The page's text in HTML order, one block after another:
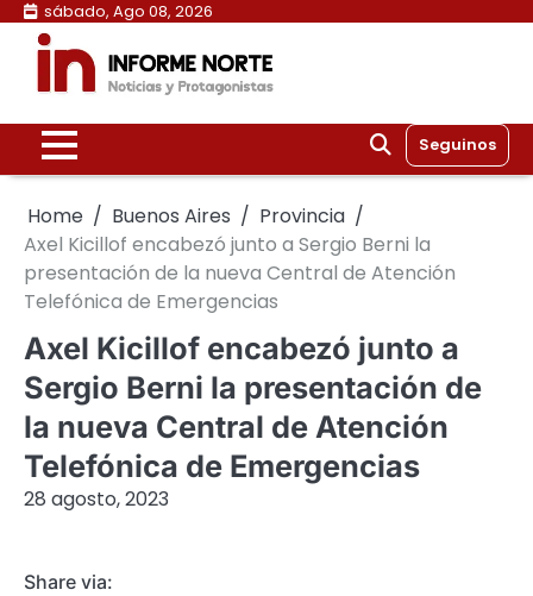
Skip
content
sábado, Ago 08, 2026
Seguinos
Home Buenos Aires
Provincia
Axel Kicillof encabezó junto a Sergio Berni la
presentación de la nueva Central de Atención
Telefónica de Emergencias
Axel Kicillof encabezó junto a
Sergio Berni la presentación de
la nueva Central de Atención
Telefónica de Emergencias
28 agosto, 2023
Share via: